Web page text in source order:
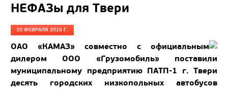
НЕФАЗы для Твери
10 ФЕВРАЛЯ 2015 Г.
ОАО «КАМАЗ» совместно с официальным
дилером ООО «Грузомобиль» поставили
муниципальному предприятию ПАТП-1 г. Твери
десять городских низкопольных автобусов